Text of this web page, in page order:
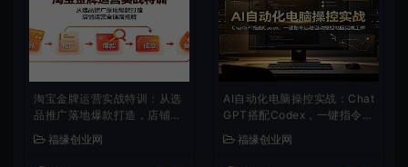
淘宝金牌运营实战特训：从选
品推广落地爆款打造，店铺运
营全链路拆解
福缘创业网
AI自动化电脑操控实战：Chat
GPT搭配Codex，一键指令远
程自动操控电脑完成工作
福缘创业网